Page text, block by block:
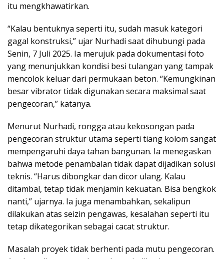
itu mengkhawatirkan.
“Kalau bentuknya seperti itu, sudah masuk kategori
gagal konstruksi,” ujar Nurhadi saat dihubungi pada
Senin, 7 Juli 2025. Ia merujuk pada dokumentasi foto
yang menunjukkan kondisi besi tulangan yang tampak
mencolok keluar dari permukaan beton. “Kemungkinan
besar vibrator tidak digunakan secara maksimal saat
pengecoran,” katanya.
Menurut Nurhadi, rongga atau kekosongan pada
pengecoran struktur utama seperti tiang kolom sangat
mempengaruhi daya tahan bangunan. Ia menegaskan
bahwa metode penambalan tidak dapat dijadikan solusi
teknis. “Harus dibongkar dan dicor ulang. Kalau
ditambal, tetap tidak menjamin kekuatan. Bisa bengkok
nanti,” ujarnya. Ia juga menambahkan, sekalipun
dilakukan atas seizin pengawas, kesalahan seperti itu
tetap dikategorikan sebagai cacat struktur.
Masalah proyek tidak berhenti pada mutu pengecoran.